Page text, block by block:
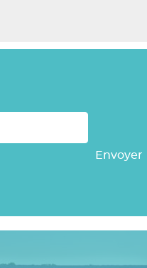
Envoyer